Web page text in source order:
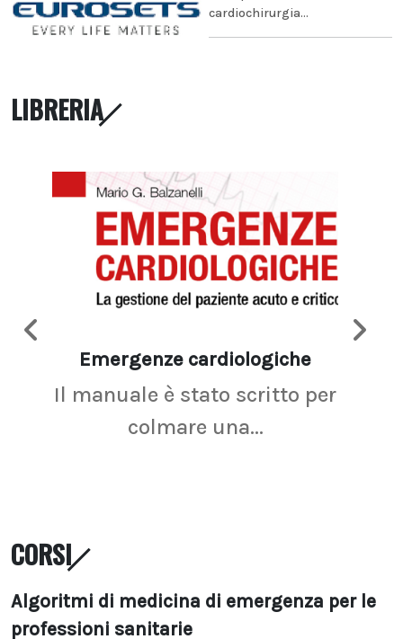
cardiochirurgia...
LIBRERIA
Emergenze cardiologiche
Il manuale è stato scritto per
colmare una...
CORSI
Algoritmi di medicina di emergenza per le
professioni sanitarie